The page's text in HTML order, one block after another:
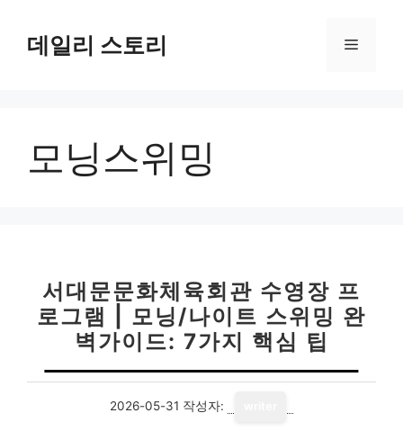
데일리 스토리 메
모닝스위밍
서대문문화체육회관 수영장 프
로그램 | 모닝/나이트 스위밍 완
벽가이드: 7가지 핵심 팁
2026-05-31 작성자: